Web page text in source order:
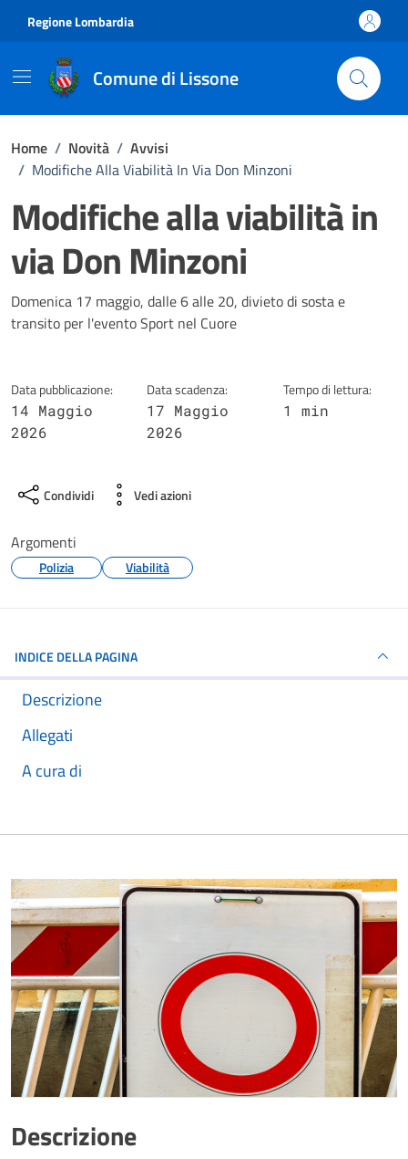
Regione Lombardia
Comune di Lissone
Home / Novità / Avvisi
/ Modifiche Alla Viabilità In Via Don Minzoni
Modifiche alla viabilità in
via Don Minzoni
Dettagli della notizia
Domenica 17 maggio, dalle 6 alle 20, divieto di sosta e
transito per l'evento Sport nel Cuore
Data pubblicazione:
14 Maggio
2026
Data scadenza:
17 Maggio
2026
Tempo di lettura:
1 min
Condividi Vedi azioni
Argomenti
Polizia Viabilità
INDICE DELLA PAGINA
Descrizione
Allegati
A cura di
Descrizione